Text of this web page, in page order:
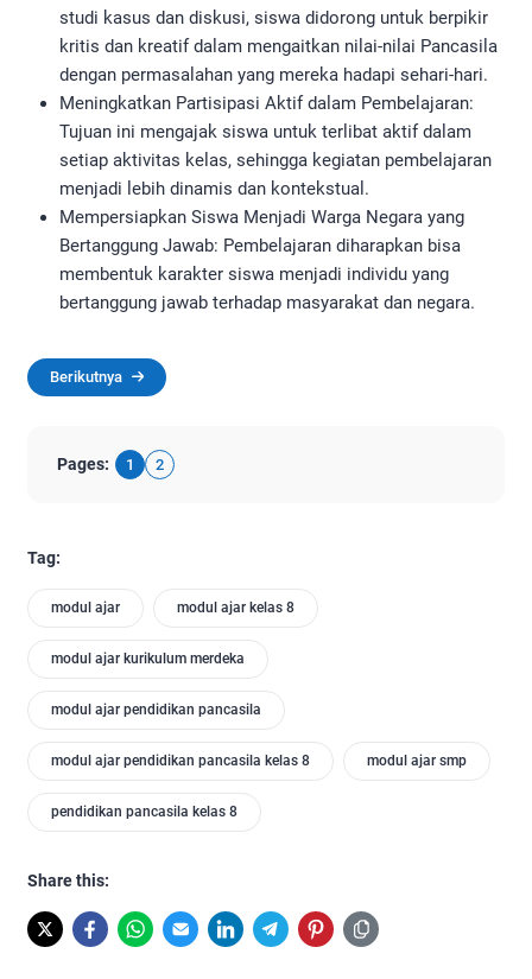
studi kasus dan diskusi, siswa didorong untuk berpikir
kritis dan kreatif dalam mengaitkan nilai-nilai Pancasila
dengan permasalahan yang mereka hadapi sehari-hari.
Meningkatkan Partisipasi Aktif dalam Pembelajaran:
Tujuan ini mengajak siswa untuk terlibat aktif dalam
setiap aktivitas kelas, sehingga kegiatan pembelajaran
menjadi lebih dinamis dan kontekstual.
Mempersiapkan Siswa Menjadi Warga Negara yang
Bertanggung Jawab: Pembelajaran diharapkan bisa
membentuk karakter siswa menjadi individu yang
bertanggung jawab terhadap masyarakat dan negara.
Berikutnya
Pages: 1 2
Tag:
modul ajar modul ajar kelas 8
modul ajar kurikulum merdeka
modul ajar pendidikan pancasila
modul ajar pendidikan pancasila kelas 8 modul ajar smp
pendidikan pancasila kelas 8
Share this: